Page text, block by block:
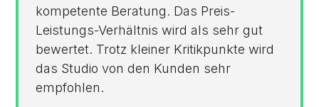
kompetente Beratung. Das Preis-
Leistungs-Verhältnis wird als sehr gut
bewertet. Trotz kleiner Kritikpunkte wird
das Studio von den Kunden sehr
empfohlen.